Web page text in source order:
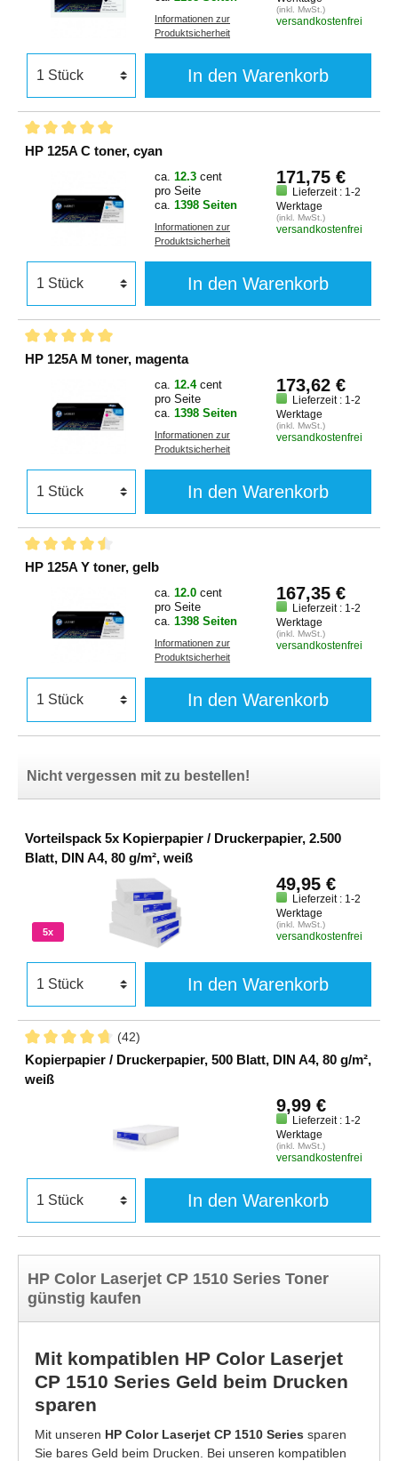
Informationen zur
Produktsicherheit
(inkl. MwSt.)
versandkostenfrei
In den Warenkorb
HP 125A C toner, cyan
ca. 12.3 cent
pro Seite
ca. 1398 Seiten
Informationen zur
Produktsicherheit
171,75 €
Lieferzeit : 1-2
Werktage
(inkl. MwSt.)
versandkostenfrei
In den Warenkorb
HP 125A M toner, magenta
ca. 12.4 cent
pro Seite
ca. 1398 Seiten
Informationen zur
Produktsicherheit
173,62 €
Lieferzeit : 1-2
Werktage
(inkl. MwSt.)
versandkostenfrei
In den Warenkorb
HP 125A Y toner, gelb
ca. 12.0 cent
pro Seite
ca. 1398 Seiten
Informationen zur
Produktsicherheit
167,35 €
Lieferzeit : 1-2
Werktage
(inkl. MwSt.)
versandkostenfrei
In den Warenkorb
Nicht vergessen mit zu bestellen!
Vorteilspack 5x Kopierpapier / Druckerpapier, 2.500
Blatt, DIN A4, 80 g/m², weiß
5x
49,95 €
Lieferzeit : 1-2
Werktage
(inkl. MwSt.)
versandkostenfrei
In den Warenkorb
(42)
Kopierpapier / Druckerpapier, 500 Blatt, DIN A4, 80 g/m²,
weiß
9,99 €
Lieferzeit : 1-2
Werktage
(inkl. MwSt.)
versandkostenfrei
In den Warenkorb
HP Color Laserjet CP 1510 Series Toner
günstig kaufen
Mit kompatiblen HP Color Laserjet
CP 1510 Series Geld beim Drucken
sparen
Mit unseren HP Color Laserjet CP 1510 Series sparen
Sie bares Geld beim Drucken. Bei unseren kompatiblen